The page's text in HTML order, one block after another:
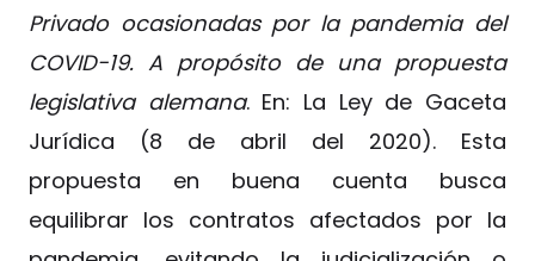
Privado ocasionadas por la pandemia del
COVID-19. A propósito de una propuesta
legislativa alemana. En: La Ley de Gaceta
Jurídica (8 de abril del 2020). Esta
propuesta en buena cuenta busca
equilibrar los contratos afectados por la